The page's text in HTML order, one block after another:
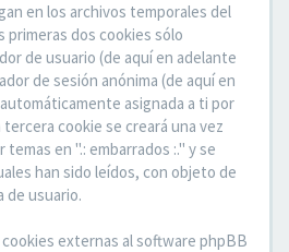
en los archivos temporales del
primeras dos cookies sólo
de usuario (de aquí en adelante
de sesión anónima (de aquí en
asignada a ti por
cookie se creará una vez
en ".: embarrados :." y se
han sido leídos, con objeto de
de usuario.
externas al software phpBB